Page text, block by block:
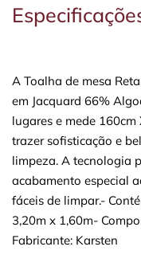
A Toalha de mesa
em Jacquard 66%
lugares e mede
trazer sofisticação e
limpeza. A tecnologia
acabamento especial
fáceis de limpar.-
3,20m x 1,60m-
Fabricante: Karsten